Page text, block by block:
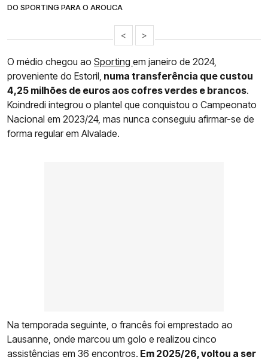
DO SPORTING PARA O AROUCA
< >
O médio chegou ao Sporting em janeiro de 2024,
proveniente do Estoril, numa transferência que custou
4,25 milhões de euros aos cofres verdes e brancos.
Koindredi integrou o plantel que conquistou o Campeonato
Nacional em 2023/24, mas nunca conseguiu afirmar-se de
forma regular em Alvalade.
Na temporada seguinte, o francês foi emprestado ao
Lausanne, onde marcou um golo e realizou cinco
assistências em 36 encontros. Em 2025/26, voltou a ser